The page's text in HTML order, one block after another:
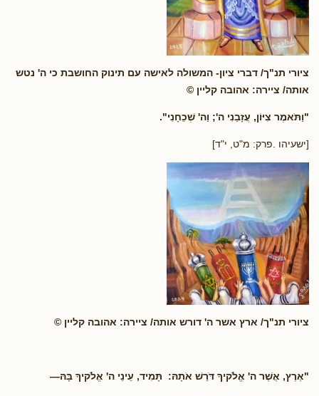
ציורי תנ"ך/ דברי ציון- המשולה לאישה עם תינוק החושבת כי ה' נטש
אותה/ ציירה: אהובה קליין ©
"וַתֹּאמֶר צִיּוֹן, עֲזָבַנִי ה'; וַה' שְׁכֵחָנִי".
[ישעיהו .פרק: מ"ט, י"ד]
ציורי תנ"ך/ ארץ אשר ה' דורש אותה/ ציירה: אהובה קליין ©
"אֶרֶץ, אֲשֶׁר ה' אֱלֹקיךָ דֹּרֵשׁ אֹתָהּ: תָּמִיד, עֵינֵי ה' אֱלֹקיךָ בָּהּ—